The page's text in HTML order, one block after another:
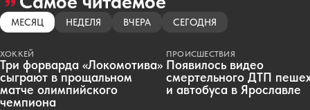
МЕСЯЦ НЕДЕЛЯ ВЧЕРА СЕГОДНЯ
ХОККЕЙ
Три форварда «Локомотива»
сыграют в прощальном
матче олимпийского
чемпиона
ПРОИСШЕСТВИЯ
Появилось видео
смертельного ДТП
и автобуса в Ярославле